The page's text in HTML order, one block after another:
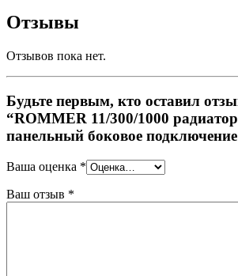
Отзывы
Отзывов пока нет.
Будьте первым, кто оставил
“ROMMER 11/300/1000
панельный боковое
Ваша оценка *
Ваш отзыв *